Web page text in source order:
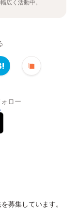
広く活動中。
ロー
募集しています。